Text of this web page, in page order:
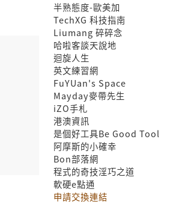
半熟態度-歐美加
TechXG 科技指南
Liumang 碎碎念
哈啦客談天說地
迴旋人生
英文練習網
FuYUan's Space
Mayday麥帶先生
iZO手札
港澳資訊
是個好工具Be Good Tool
阿摩斯的小確幸
Bon部落網
程式的奇技淫巧之道
軟硬e點通
申請交換連結